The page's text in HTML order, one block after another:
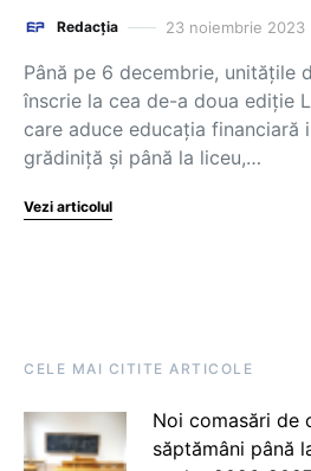
Redacția 23 noiembrie 2023
Până pe 6 decembrie, unitățile
înscrie la cea de-a doua ediție
care aduce educația financiară
grădiniță și până la liceu,…
Vezi articolul
CELE MAI CITITE ARTICOLE
Noi comasări de
săptămâni până